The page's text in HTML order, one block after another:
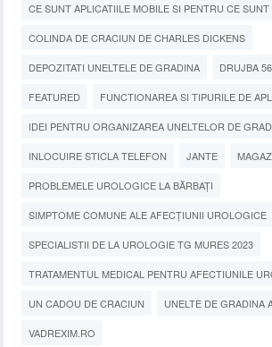
CE SUNT APLICATIILE MOBILE SI PENTRU CE
COLINDA DE CRACIUN DE CHARLES DICKENS
DEPOZITATI UNELTELE DE GRADINA DRUJBA
FEATURED FUNCTIONAREA SI TIPURILE DE
IDEI PENTRU ORGANIZAREA UNELTELOR DE
INLOCUIRE STICLA TELEFON JANTE
PROBLEMELE UROLOGICE LA BĂRBAȚI
SIMPTOME COMUNE ALE AFECȚIUNII UROLOGICE
SPECIALISTII DE LA UROLOGIE TG MURES 2023
TRATAMENTUL MEDICAL PENTRU AFECTIUNILE
UN CADOU DE CRACIUN UNELTE DE GRADINA
VADREXIM.RO